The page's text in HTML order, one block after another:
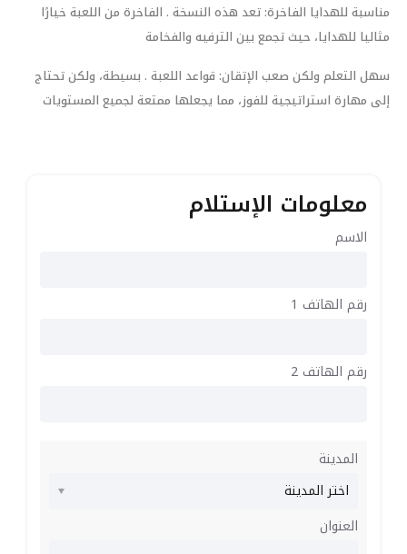
مناسبة للهدايا الفاخرة: تعد هذه النسخة . الفاخرة من اللعبة خيارًا
مثاليا للهدايا، حيث تجمع بين الترفيه والفخامة
سهل التعلم ولكن صعب الإتقان: قواعد اللعبة . بسيطة، ولكن تحتاج
إلى مهارة استراتيجية للفوز، مما يجعلها ممتعة لجميع المستويات
معلومات الإستلام
الاسم
رقم الهاتف 1
رقم الهاتف 2
المدينة
العنوان